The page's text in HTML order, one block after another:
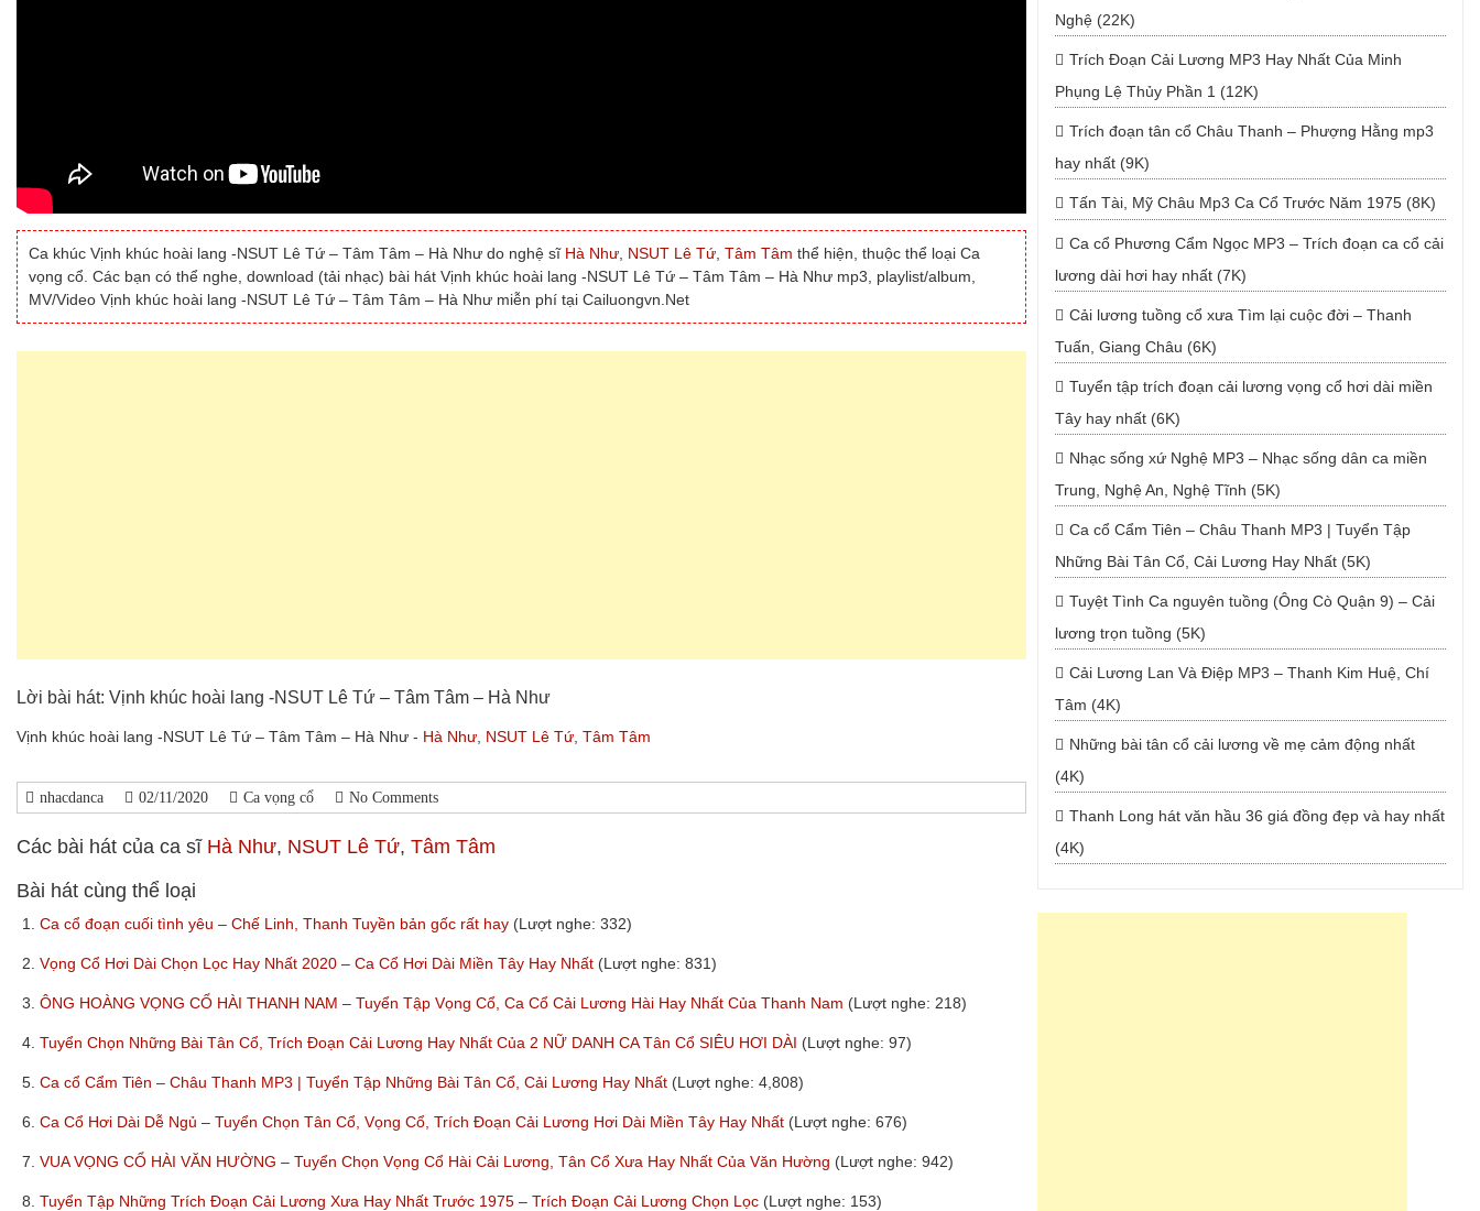
Ca khúc Vịnh khúc hoài lang -NSUT Lê Tứ – Tâm Tâm – Hà Như do nghệ sĩ Hà Như NSUT Lê Tứ Tâm Tâm thể hiện, thuộc thể loại Ca
vọng cổ. Các bạn có thể nghe, download (tải nhạc) bài hát Vịnh khúc hoài lang -NSUT Lê Tứ – Tâm Tâm – Hà Như mp3, playlist/album,
MV/Video Vịnh khúc hoài lang -NSUT Lê Tứ – Tâm Tâm – Hà Như miễn phí tại Cailuongvn.Net
Lời bài hát: Vịnh khúc hoài lang -NSUT Lê Tứ – Tâm Tâm – Hà Như
Vịnh khúc hoài lang -NSUT Lê Tứ – Tâm Tâm – Hà Như - Hà Như NSUT Lê Tứ Tâm Tâm
nhacdanca 02/11/2020 Ca vọng cổ No Comments
Các bài hát của ca sĩ Hà Như, NSUT Lê Tứ, Tâm Tâm
Bài hát cùng thể loại
1. Ca cổ đoạn cuối tình yêu – Chế Linh, Thanh Tuyền bản gốc rất hay (Lượt nghe: 332)
2. Vọng Cổ Hơi Dài Chọn Lọc Hay Nhất 2020 – Ca Cổ Hơi Dài Miền Tây Hay Nhất (Lượt nghe: 831)
3. ÔNG HOÀNG VỌNG CỔ HÀI THANH NAM – Tuyển Tập Vọng Cổ, Ca Cổ Cải Lương Hài Hay Nhất Của Thanh Nam (Lượt nghe: 218)
4. Tuyển Chọn Những Bài Tân Cổ, Trích Đoạn Cải Lương Hay Nhất Của 2 NỮ DANH CA Tân Cổ SIÊU HƠI DÀI (Lượt nghe: 97)
5. Ca cổ Cẩm Tiên – Châu Thanh MP3 | Tuyển Tập Những Bài Tân Cổ, Cải Lương Hay Nhất (Lượt nghe: 4,808)
6. Ca Cổ Hơi Dài Dễ Ngủ – Tuyển Chọn Tân Cổ, Vọng Cổ, Trích Đoạn Cải Lương Hơi Dài Miền Tây Hay Nhất (Lượt nghe: 676)
7. VUA VỌNG CỔ HÀI VĂN HƯỜNG – Tuyển Chọn Vọng Cổ Hài Cải Lương, Tân Cổ Xưa Hay Nhất Của Văn Hường (Lượt nghe: 942)
8. Tuyển Tập Những Trích Đoạn Cải Lương Xưa Hay Nhất Trước 1975 – Trích Đoạn Cải Lương Chọn Lọc (Lượt nghe: 153)
Nghệ (22K)
Trích Đoạn Cải Lương MP3 Hay Nhất Của Minh
Phụng Lệ Thủy Phần 1 (12K)
Trích đoạn tân cổ Châu Thanh – Phượng Hằng mp3
hay nhất (9K)
Tấn Tài, Mỹ Châu Mp3 Ca Cổ Trước Năm 1975 (8K)
Ca cổ Phương Cẩm Ngọc MP3 – Trích đoạn ca cổ cải
lương dài hơi hay nhất (7K)
Cải lương tuồng cổ xưa Tìm lại cuộc đời – Thanh
Tuấn, Giang Châu (6K)
Tuyển tập trích đoạn cải lương vọng cổ hơi dài miền
Tây hay nhất (6K)
Nhạc sống xứ Nghệ MP3 – Nhạc sống dân ca miền
Trung, Nghệ An, Nghệ Tĩnh (5K)
Ca cổ Cẩm Tiên – Châu Thanh MP3 | Tuyển Tập
Những Bài Tân Cổ, Cải Lương Hay Nhất (5K)
Tuyệt Tình Ca nguyên tuồng (Ông Cò Quận 9) – Cải
lương trọn tuồng (5K)
Cải Lương Lan Và Điệp MP3 – Thanh Kim Huệ, Chí
Tâm (4K)
Những bài tân cổ cải lương về mẹ cảm động nhất
(4K)
Thanh Long hát văn hầu 36 giá đồng đẹp và hay nhất
(4K)